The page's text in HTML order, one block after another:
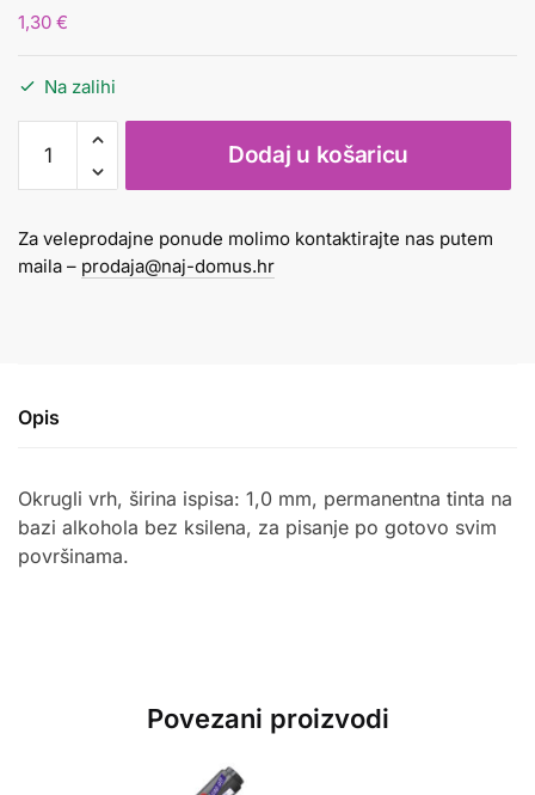
1,30 €
Na zalihi
Pilot
1mm
100-
G
Dodaj u košaricu
Za veleprodajne ponude molimo kontaktirajte nas putem
maila – prodaja@naj-domus.hr
Opis
Okrugli vrh, širina ispisa: 1,0 mm, permanentna tinta na
bazi alkohola bez ksilena, za pisanje po gotovo svim
površinama.
Povezani proizvodi